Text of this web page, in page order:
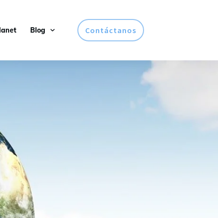
Blog Contáctanos